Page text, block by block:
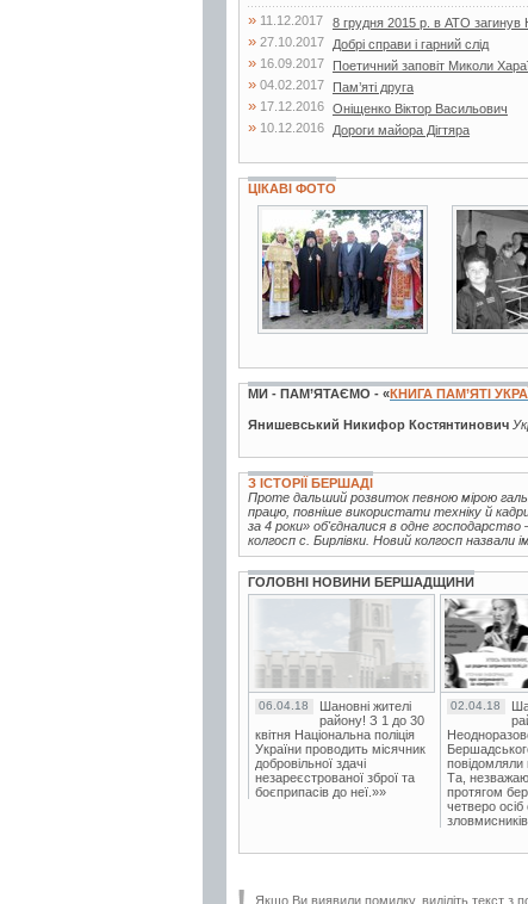
» 11.12.2017 8 грудня 2015 р. в АТО загинув
» 27.10.2017 Добрі справи і гарний слід
» 16.09.2017 Поетичний заповіт Миколи
» 04.02.2017 Пам’яті друга
» 17.12.2016 Оніщенко Віктор Васильович
» 10.12.2016
Дороги майора Дігтяра
ЦІКАВІ ФОТО
3 фото 2 фото
МИ - ПАМ’ЯТАЄМО - «КНИГА ПАМ’ЯТІ
Янишевський Никифор Костянтинович
З ІСТОРІЇ БЕРШАДІ
Проте дальший розвиток певною мірою
працю, повніше використати техніку й
за 4 роки» об'єдналися в одне
колгосп с. Бирлівки. Новий колгосп назвали
ГОЛОВНІ НОВИНИ БЕРШАДЩИНИ
06.04.18
Шановні жителі
району! З 1 до 30
квітня Національна поліція
України проводить місячник
добровільної здачі
незареєстрованої зброї та
боєприпасів до неї.»»
02.04.18
Бершадського
повідомляли
Та,
протягом
четверо
Якщо Ви виявили помилку, виділіть текст з